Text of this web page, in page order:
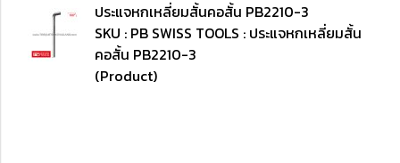
ประแจหกเหลี่ยมสั้นคอสั้น PB2210-3
SKU : PB SWISS TOOLS : ประแจหกเหลี่ยมสั้น
คอสั้น PB2210-3
(Product)